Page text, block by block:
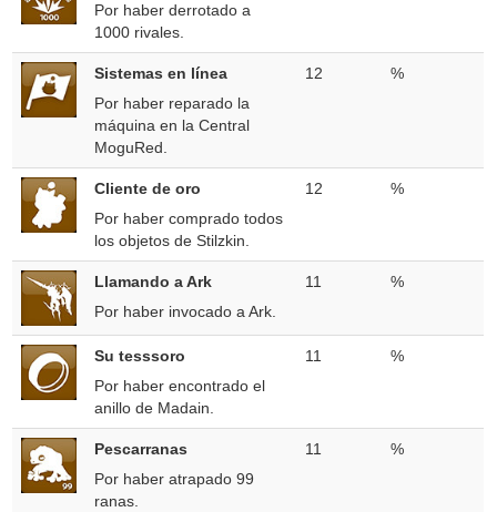
Por haber derrotado a
1000 rivales.
Sistemas en línea
Por haber reparado la
máquina en la Central
MoguRed.
12 %
Cliente de oro
Por haber comprado todos
los objetos de Stilzkin.
12 %
Llamando a Ark
Por haber invocado a Ark.
11 %
Su tesssoro
Por haber encontrado el
anillo de Madain.
11 %
Pescarranas
Por haber atrapado 99
ranas.
11 %